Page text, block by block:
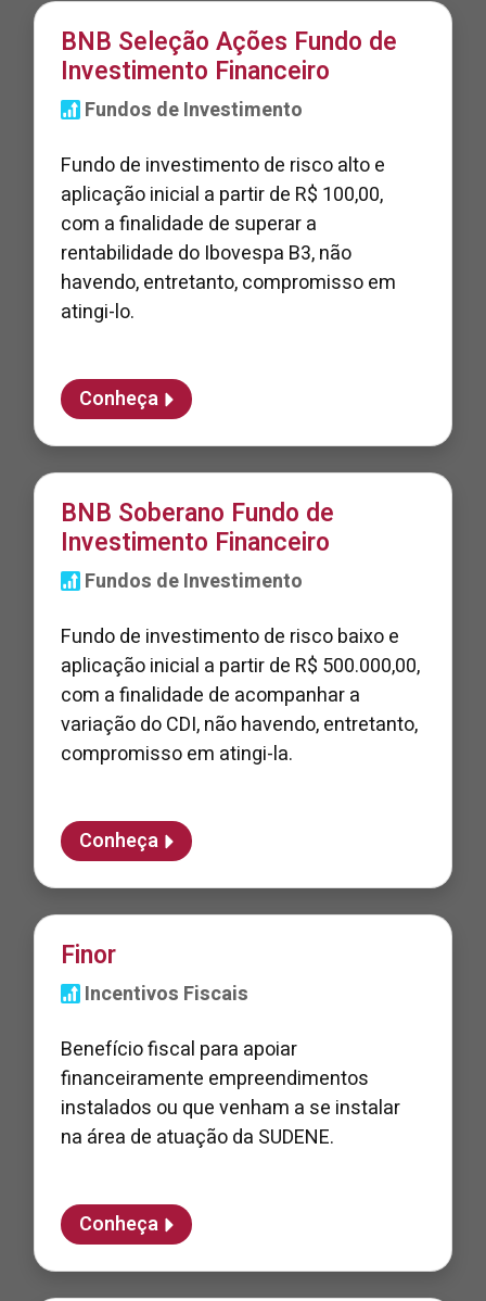
BNB Seleção Ações Fundo de
Investimento Financeiro
Fundos de Investimento
Fundo de investimento de risco alto e
aplicação inicial a partir de R$ 100,00,
com a finalidade de superar a
rentabilidade do Ibovespa B3, não
havendo, entretanto, compromisso em
atingi-lo.
Conheça
BNB Soberano Fundo de
Investimento Financeiro
Fundos de Investimento
Fundo de investimento de risco baixo e
aplicação inicial a partir de R$ 500.000,00,
com a finalidade de acompanhar a
variação do CDI, não havendo, entretanto,
compromisso em atingi-la.
Conheça
Finor
Incentivos Fiscais
Benefício fiscal para apoiar
financeiramente empreendimentos
instalados ou que venham a se instalar
na área de atuação da SUDENE.
Conheça